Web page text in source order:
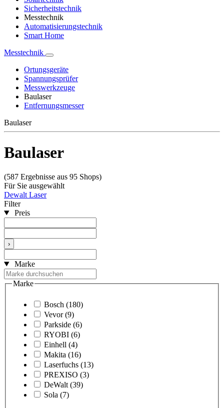
Sicherheitstechnik
Messtechnik
Automatisierungstechnik
Smart Home
Messtechnik
Ortungsgeräte
Spannungsprüfer
Messwerkzeuge
Baulaser
Entfernungsmesser
Baulaser
Baulaser
(587 Ergebnisse aus 95 Shops)
Für Sie ausgewählt
Dewalt Laser
Filter
Preis
›
Marke
Marke
Bosch (180)
Vevor (9)
Parkside (6)
RYOBI (6)
Einhell (4)
Makita (16)
Laserfuchs (13)
PREXISO (3)
DeWalt (39)
Sola (7)